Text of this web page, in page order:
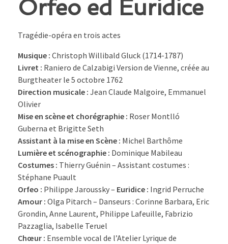
Orfeo ed Euridice
Tragédie-opéra en trois actes
Musique : Christoph Willibald Gluck (1714-1787)
Livret : Raniero de Calzabigi Version de Vienne, créée au
Burgtheater le 5 octobre 1762
Direction musicale : Jean Claude Malgoire, Emmanuel
Olivier
Mise en scène et chorégraphie : Roser Montlló
Guberna et Brigitte Seth
Assistant à la mise en Scène : Michel Barthôme
Lumière et scénographie : Dominique Mabileau
Costumes : Thierry Guénin – Assistant costumes :
Stéphane Puault
Orfeo : Philippe Jaroussky – Euridice : Ingrid Perruche
Amour : Olga Pitarch – Danseurs : Corinne Barbara, Eric
Grondin, Anne Laurent, Philippe Lafeuille, Fabrizio
Pazzaglia, Isabelle Teruel
Chœur : Ensemble vocal de l’Atelier Lyrique de